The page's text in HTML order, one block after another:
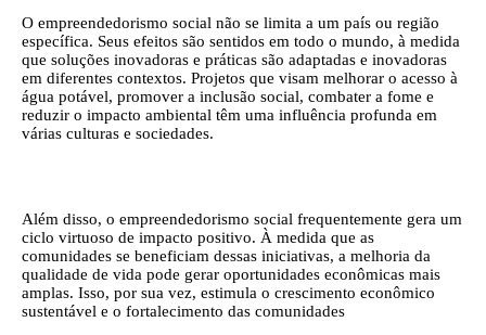
O empreendedorismo social não se limita a um país ou região
específica. Seus efeitos são sentidos em todo o mundo, à medida
que soluções inovadoras e práticas são adaptadas e inovadoras
em diferentes contextos. Projetos que visam melhorar o acesso à
água potável, promover a inclusão social, combater a fome e
reduzir o impacto ambiental têm uma influência profunda em
várias culturas e sociedades.
Além disso, o empreendedorismo social frequentemente gera um
ciclo virtuoso de impacto positivo. À medida que as
comunidades se beneficiam dessas iniciativas, a melhoria da
qualidade de vida pode gerar oportunidades econômicas mais
amplas. Isso, por sua vez, estimula o crescimento econômico
sustentável e o fortalecimento das comunidades